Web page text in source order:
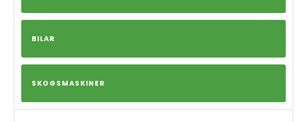
BILAR
SKOGSMASKINER